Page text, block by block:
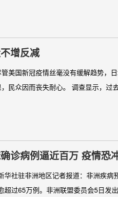
增反减
美国新冠疫情丝毫没有缓解趋势，
民众因而丧失耐心。 调查显示，过
诊病例逼近百万 疫情恐
华社驻非洲地区记者报道：非洲疾
超过65万例。非洲联盟委员会5日发